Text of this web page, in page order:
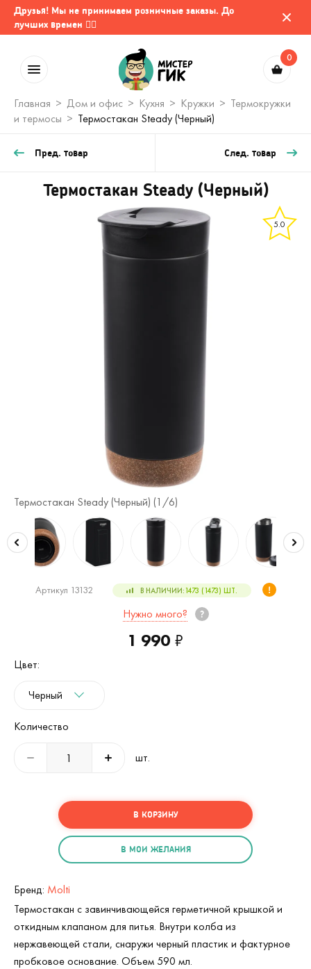
Друзья! Мы не принимаем розничные заказы. До
лучших времен 🤷‍♂️
0
Главная Дом и офис Кухня Кружки
Термокружки
и термосы
Термостакан Steady (Черный)
Пред. товар След. товар
Термостакан Steady (Черный)
5.0
Термостакан Steady (Черный) (1 /6)
Артикул 13132 В НАЛИЧИИ:1473 (1473) ШТ.
Нужно много?
1 990 ₽
Цвет:
Черный
Количество
шт.
В КОРЗИНУ
В МОИ ЖЕЛАНИЯ
Бренд: Molti
Термостакан с завинчивающейся герметичной крышкой и
откидным клапаном для питья. Внутри колба из
нержавеющей стали, снаружи черный пластик и фактурное
пробковое основание. Объем 590 мл.